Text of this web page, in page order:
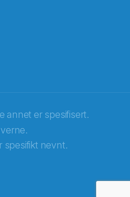
annet er spesifisert.
spesifikt nevnt.